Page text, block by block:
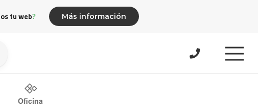
tu web? Más información
Oficina